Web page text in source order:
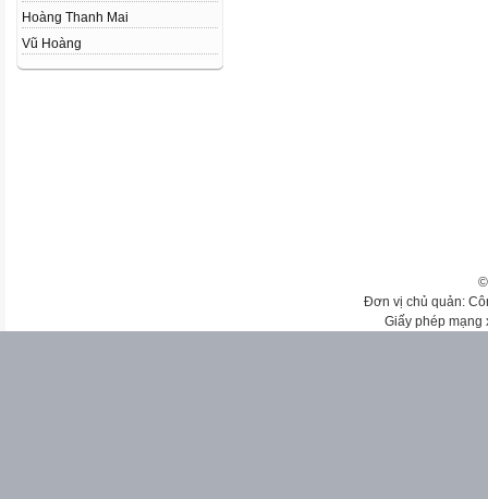
Hoàng Thanh Mai
Vũ Hoàng
Đơn vị chủ quản:
Giấy phép mạng